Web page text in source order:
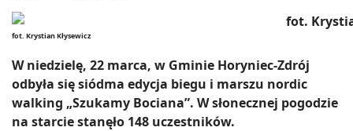
fot. Krystian Kłysewicz
W niedzielę, 22 marca, w Gminie Horyniec-Zdrój
odbyła się siódma edycja biegu i marszu nordic
walking „Szukamy Bociana”. W słonecznej pogodzie
na starcie stanęło 148 uczestników.